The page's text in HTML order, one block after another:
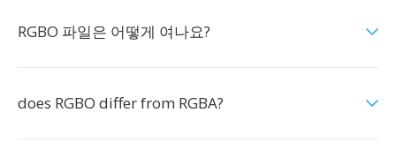
RGBO 파일은 어떻게 여나요?
does RGBO differ from RGBA?